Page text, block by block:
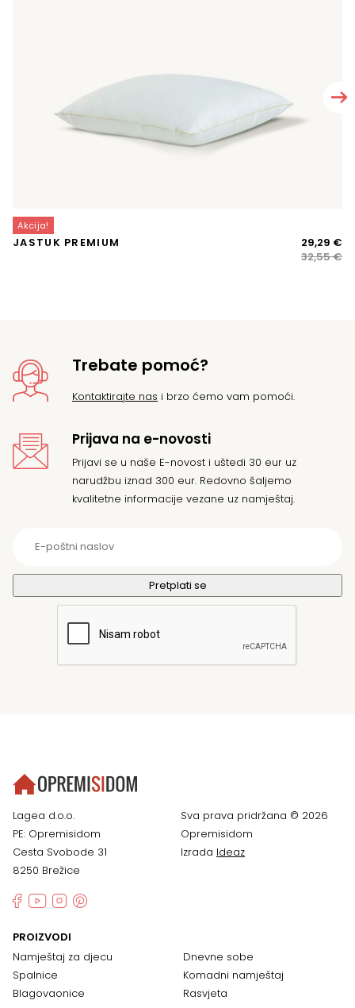
Akcija!
JASTUK PREMIUM
32,55€
29,29 €
Trebate pomoć?
Kontaktirajte nas i brzo ćemo vam pomoći.
Prijava na e-novosti
Prijavi se u naše E-novost i uštedi 30 eur uz
narudžbu iznad 300 eur. Redovno šaljemo
kvalitetne informacije vezane uz namještaj.
Lagea d.o.o.
PE: Opremisidom
Cesta Svobode 31
8250 Brežice
Sva prava pridržana © 2026
Opremisidom
Izrada Ideaz
PROIZVODI
Namještaj za djecu
Spalnice
Blagovaonice
Dnevne sobe
Komadni namještaj
Rasvjeta